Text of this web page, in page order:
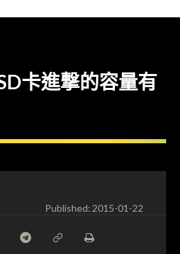
卡進撃的容量有
Published:2015-01-22